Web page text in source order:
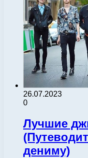
26.07.2023
0
Лучшие
дениму)